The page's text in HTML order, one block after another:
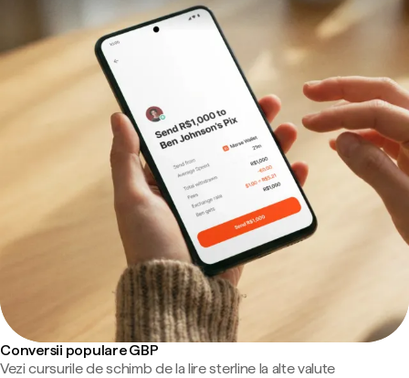
Conversii populare GBP
Vezi cursurile de schimb de la lire sterline la alte valute